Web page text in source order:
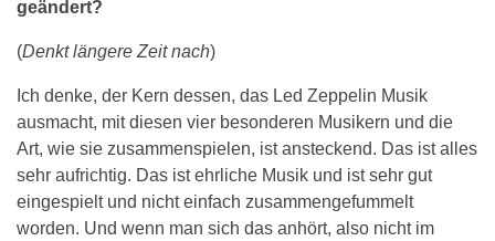
geändert?
(Denkt längere Zeit nach)
Ich denke, der Kern dessen, das Led Zeppelin Musik
ausmacht, mit diesen vier besonderen Musikern und die
Art, wie sie zusammenspielen, ist ansteckend. Das ist alles
sehr aufrichtig. Das ist ehrliche Musik und ist sehr gut
eingespielt und nicht einfach zusammengefummelt
worden. Und wenn man sich das anhört, also nicht im